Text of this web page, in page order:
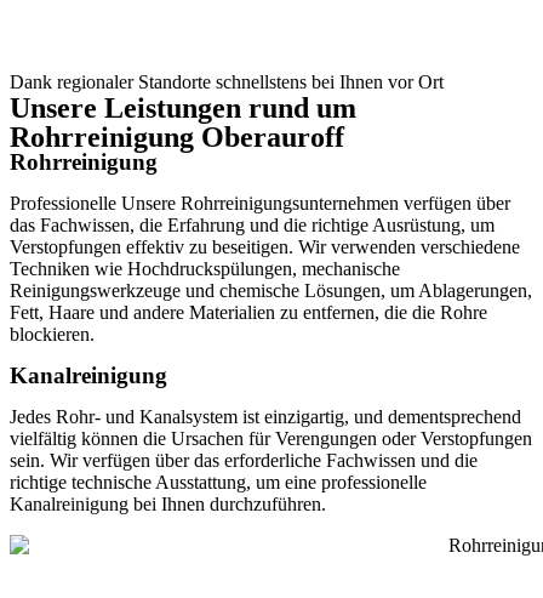
Dank regionaler Standorte schnellstens bei Ihnen vor Ort
Unsere Leistungen rund um
Rohrreinigung Oberauroff
Rohrreinigung
Professionelle Unsere Rohrreinigungsunternehmen verfügen über
das Fachwissen, die Erfahrung und die richtige Ausrüstung, um
Verstopfungen effektiv zu beseitigen. Wir verwenden verschiedene
Techniken wie Hochdruckspülungen, mechanische
Reinigungswerkzeuge und chemische Lösungen, um Ablagerungen,
Fett, Haare und andere Materialien zu entfernen, die die Rohre
blockieren.
Kanalreinigung
Jedes Rohr- und Kanalsystem ist einzigartig, und dementsprechend
vielfältig können die Ursachen für Verengungen oder Verstopfungen
sein. Wir verfügen über das erforderliche Fachwissen und die
richtige technische Ausstattung, um eine professionelle
Kanalreinigung bei Ihnen durchzuführen.